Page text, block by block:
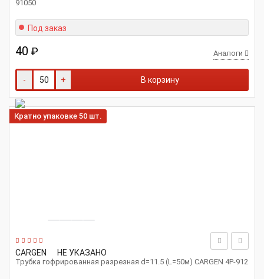
91050
Под заказ
40 ₽ Аналоги
- + В корзину
CARGEN НЕ УКАЗАНО
Трубка гофрированная разрезная d=11.5 (L=50м) CARGEN 4P-912
Кратно упаковке 50 шт.